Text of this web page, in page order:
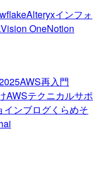
Alteryxインフォ
Vision OneNotion
AWS再入門
AWSテクニカルサポ
インブログくらめそ